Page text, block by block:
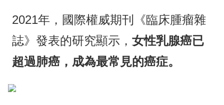
2021年，國際權威期刊《臨床腫瘤雜
誌》發表的研究顯示， 女性乳腺癌已
超過肺癌，成為最常見的癌症。